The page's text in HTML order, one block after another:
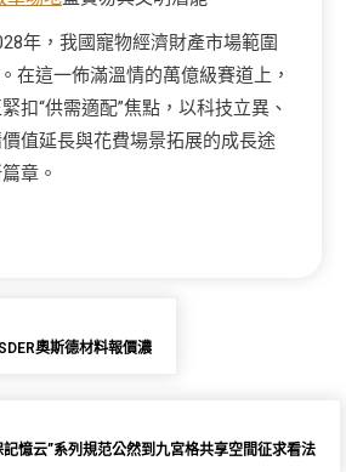
年，我國寵物經濟財產市場範圍
在這一佈滿溫情的萬億級賽道上，
扣“供需適配”焦點，以科技立異、
值延長與花費場景拓展的成長途
章。
奧斯德材料報價濃
憶云”系列規范公然到九宮格共享空間征求看法